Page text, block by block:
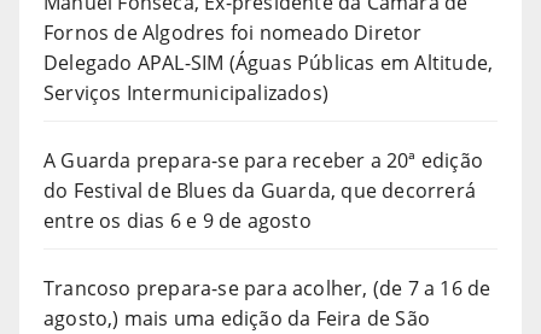
Fornos de Algodres foi nomeado Diretor
Delegado APAL-SIM (Águas Públicas em Altitude,
Serviços Intermunicipalizados)
A Guarda prepara-se para receber a 20ª edição
do Festival de Blues da Guarda, que decorrerá
entre os dias 6 e 9 de agosto
Trancoso prepara-se para acolher, (de 7 a 16 de
agosto,) mais uma edição da Feira de São